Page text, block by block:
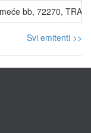
bb, 72270,
Svi emitenti >>